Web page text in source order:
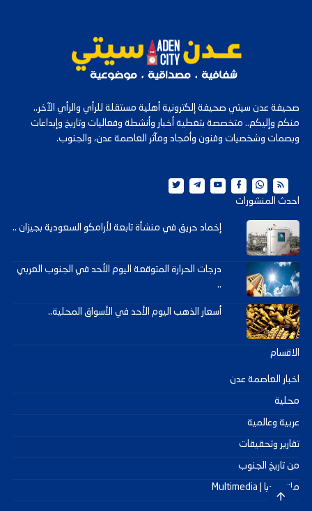
صحيفة عدن سيتي صحيفة إلكترونية أهلية مستقلة للرأي والرأي الآخر..
منكم وإليكم.. متخصصة بتغطية أخبار وأنشطة وفعاليات وتاريخ وإبداعات
وبصمات وشخصيات وفنون وأمجاد ومآثر العاصمة عدن، والجنوب.
احدث المنشورات
إخماد حريق في منشأة تابعة لأرامكو السعودية بجيزان ..
درجات الحرارة المتوقعة اليوم الأحد في الجنوب العربي
..
أسعار الذهب اليوم الأحد في الأسواق المحلية..
الاقسام
اخبار العاصمة عدن
محلية
عربية وعالمية
تقارير وتحقيقات
من تاريخ الجنوب
ملتيميديا | Multimedia